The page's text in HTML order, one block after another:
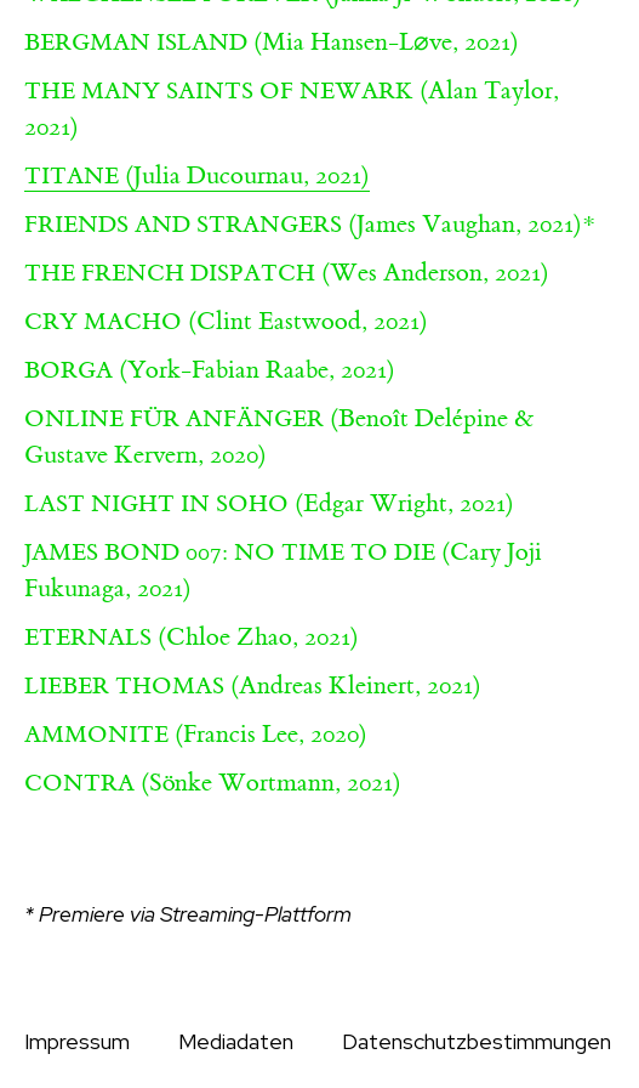
BERGMAN ISLAND (Mia Hansen-L⌀ve, 2021)
THE MANY SAINTS OF NEWARK (Alan Taylor,
2021)
TITANE (Julia Ducournau, 2021)
FRIENDS AND STRANGERS (James Vaughan, 2021)*
THE FRENCH DISPATCH (Wes Anderson, 2021)
CRY MACHO (Clint Eastwood, 2021)
BORGA (York-Fabian Raabe, 2021)
ONLINE FÜR ANFÄNGER (Benoît Delépine &
Gustave Kervern, 2020)
LAST NIGHT IN SOHO (Edgar Wright, 2021)
JAMES BOND 007: NO TIME TO DIE (Cary Joji
Fukunaga, 2021)
ETERNALS (Chloe Zhao, 2021)
LIEBER THOMAS (Andreas Kleinert, 2021)
AMMONITE (Francis Lee, 2020)
CONTRA (Sönke Wortmann, 2021)
* Premiere via Streaming-Plattform
Impressum Mediadaten Datenschutzbestimmungen